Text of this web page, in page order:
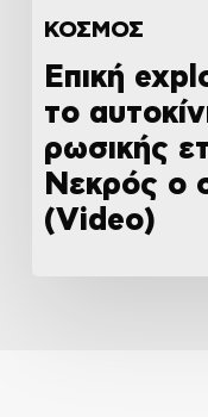
ΚΟΣΜΟΣ
Επική
το
ρωσικής
Νεκρός ο
(Video)